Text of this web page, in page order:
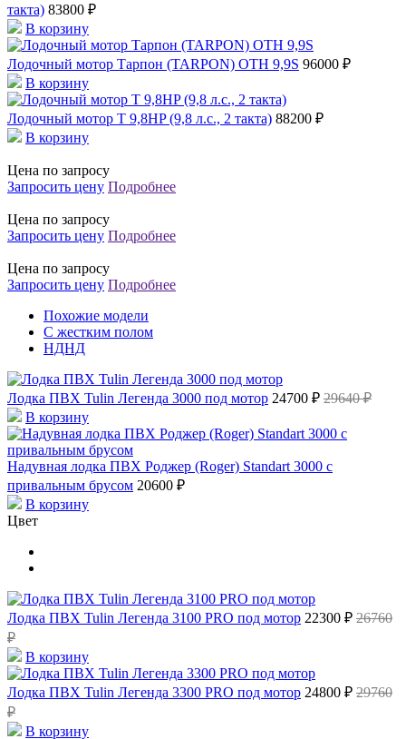
такта) 83800 ₽
В корзину
Лодочный мотор Тарпон (TARPON) OTH 9,9S 96000 ₽
В корзину
Лодочный мотор T 9,8HP (9,8 л.с., 2 такта) 88200 ₽
В корзину
Цена по запросу
Запросить цену Подробнее
Цена по запросу
Запросить цену Подробнее
Цена по запросу
Запросить цену Подробнее
Похожие модели
С жестким полом
НДНД
Лодка ПВХ Tulin Легенда 3000 под мотор 24700 ₽ 29640 ₽
В корзину
Надувная лодка ПВХ Роджер (Roger) Standart 3000 с
привальным брусом 20600 ₽
В корзину
Цвет
Лодка ПВХ Tulin Легенда 3100 PRO под мотор 22300 ₽ 26760
₽
В корзину
Лодка ПВХ Tulin Легенда 3300 PRO под мотор 24800 ₽ 29760
₽
В корзину